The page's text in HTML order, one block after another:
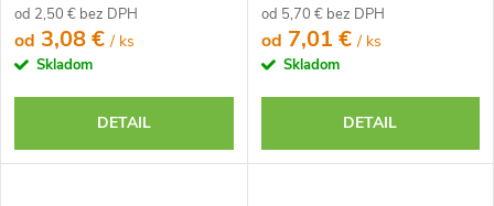
od 2,50 € bez DPH
od 3,08 €/ ks
Skladom
DETAIL
od 5,70 € bez DPH
od 7,01 €/ ks
Skladom
DETAIL